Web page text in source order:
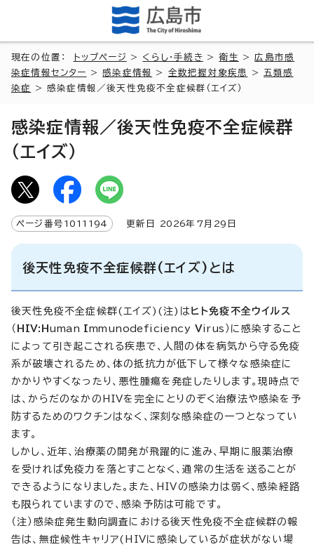
現在の位置： トップページ > くらし・手続き >衛生 >広島市感
染症情報センター
>感染症情報 > 全数把握対象疾患 > 五類感
染症
> 感染症情報／後天性免疫不全症候群（エイズ）
感染症情報／後天性免疫不全症候群
（エイズ）
ページ番号 1011194 更新日 2026年7月 29 日
後天性免疫不全症候群(エイズ)とは
後天性免疫不全症候群(エイズ)(注)は ヒト免疫不全ウイルス
（ HIV: H uman Immunodeficiency Virus ）に感染すること
によって引き起こされる疾患で、人間の体を病気から守る免疫
系が破壊されるため、体の抵抗力が低下して様々な感染症に
かかりやすくなったり、悪性腫瘍を発症したりします。現時点で
は、からだのなかのHIVを完全にとりのぞく治療法や感染を予
防するためのワクチンはなく、深刻な感染症の一つとなってい
ます。
しかし、近年、治療薬の開発が飛躍的に進み、早期に服薬治療
を受ければ免疫力を落とすことなく、通常の生活を送ることが
できるようになりました。また、HIVの感染力は弱く、感染経路
も限られていますので、感染予防は可能です。
（注）感染症発生動向調査における後天性免疫不全症候群の報
告は、無症候性キャリア(HIVに感染しているが症状がない場